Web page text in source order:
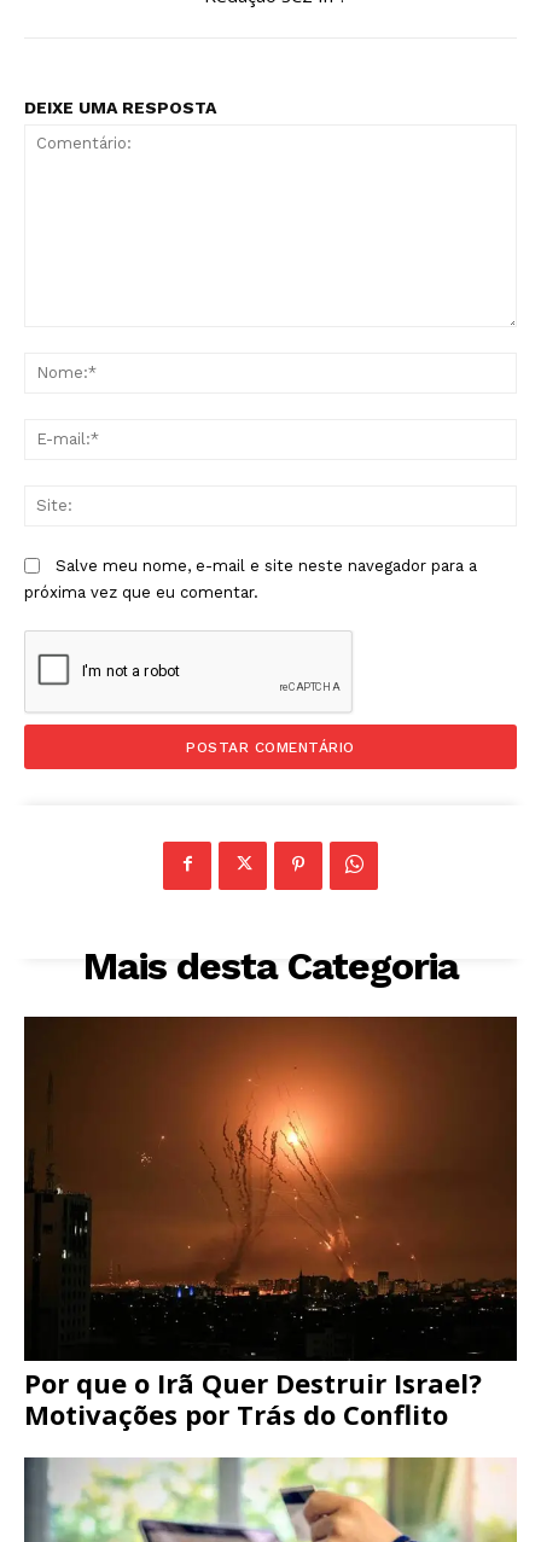
DEIXE UMA RESPOSTA
Salve meu nome, e-mail e site neste navegador para a
próxima vez que eu comentar.
Mais desta Categoria
Por que o Irã Quer Destruir Israel?
Motivações por Trás do Conflito